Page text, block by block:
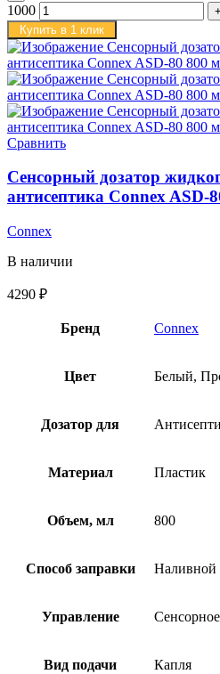
1000
Купить в 1 клик
Сравнить
Сенсорный дозатор
антисептика Connex ASD-
Connex
В наличии
4290 ₽
Бренд Connex
Цвет Белый,
Дозатор для
Материал Пластик
Объем, мл 800
Способ заправки Наливной
Управление Сенсорное
Вид подачи Капля